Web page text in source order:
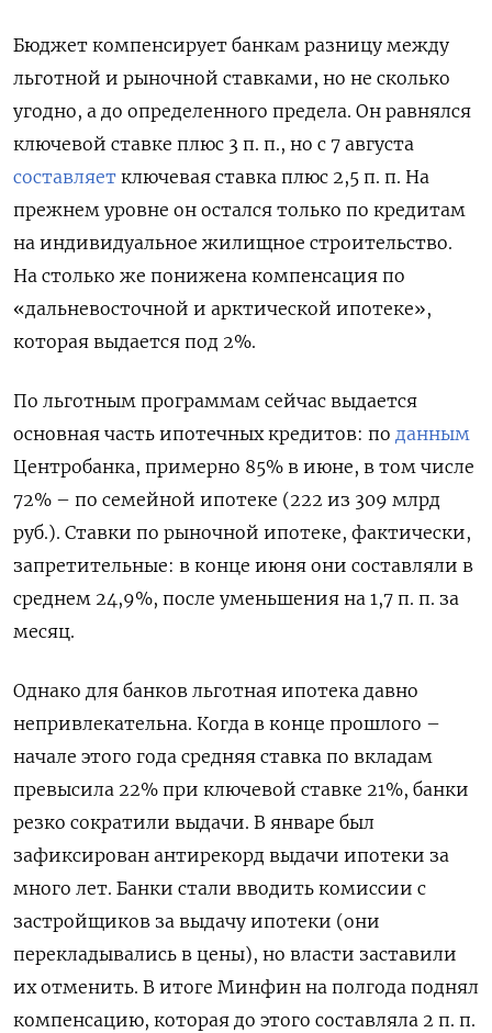
Бюджет компенсирует банкам разницу между
льготной и рыночной ставками, но не сколько
угодно, а до определенного предела. Он равнялся
ключевой ставке плюс 3 п. п., но с 7 августа
составляет ключевая ставка плюс 2,5 п. п. На
прежнем уровне он остался только по кредитам
на индивидуальное жилищное строительство.
На столько же понижена компенсация по
«дальневосточной и арктической ипотеке»,
которая выдается под 2%.
По льготным программам сейчас выдается
основная часть ипотечных кредитов: по данным
Центробанка, примерно 85% в июне, в том числе
72% – по семейной ипотеке (222 из 309 млрд
руб.). Ставки по рыночной ипотеке, фактически,
запретительные: в конце июня они составляли в
среднем 24,9%, после уменьшения на 1,7 п. п. за
месяц.
Однако для банков льготная ипотека давно
непривлекательна. Когда в конце прошлого –
начале этого года средняя ставка по вкладам
превысила 22% при ключевой ставке 21%, банки
резко сократили выдачи. В январе был
зафиксирован антирекорд выдачи ипотеки за
много лет. Банки стали вводить комиссии с
застройщиков за выдачу ипотеки (они
перекладывались в цены), но власти заставили
их отменить. В итоге Минфин на полгода поднял
компенсацию, которая до этого составляла 2 п. п.